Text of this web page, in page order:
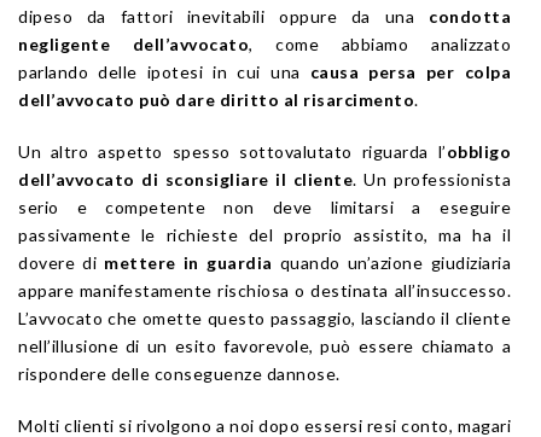
dipeso da fattori inevitabili oppure da una condotta
negligente dell’avvocato, come abbiamo analizzato
parlando delle ipotesi in cui una causa persa per colpa
dell’avvocato può dare diritto al risarcimento.
Un altro aspetto spesso sottovalutato riguarda l’obbligo
dell’avvocato di sconsigliare il cliente. Un professionista
serio e competente non deve limitarsi a eseguire
passivamente le richieste del proprio assistito, ma ha il
dovere di mettere in guardia quando un’azione giudiziaria
appare manifestamente rischiosa o destinata all’insuccesso.
L’avvocato che omette questo passaggio, lasciando il cliente
nell’illusione di un esito favorevole, può essere chiamato a
rispondere delle conseguenze dannose.
Molti clienti si rivolgono a noi dopo essersi resi conto, magari